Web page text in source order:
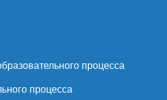
процесса
процесса